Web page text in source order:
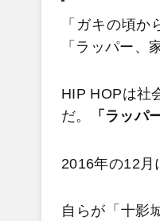
「ガキの頃
「ラッパー、
HIP HOPは社
だ。
「ラッパ
2016年の12月
自らが「十影